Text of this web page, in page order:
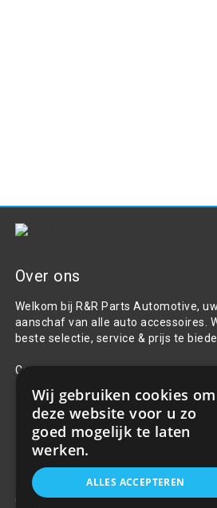
Over ons
Welkom bij R&R Parts Automotive,
aanschaf van alle auto accessoires.
beste selectie, service & prijs te
Contact
+31(0)85 486 83 17
info@rrparts.nl
Klantenservice
Over ons
Wij gebruiken cookies om
deze website voor u zo
goed mogelijk te laten
werken.
ALLES ACCEPTEREN